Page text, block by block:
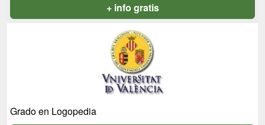
+ info gratis
Grado en Logopedia